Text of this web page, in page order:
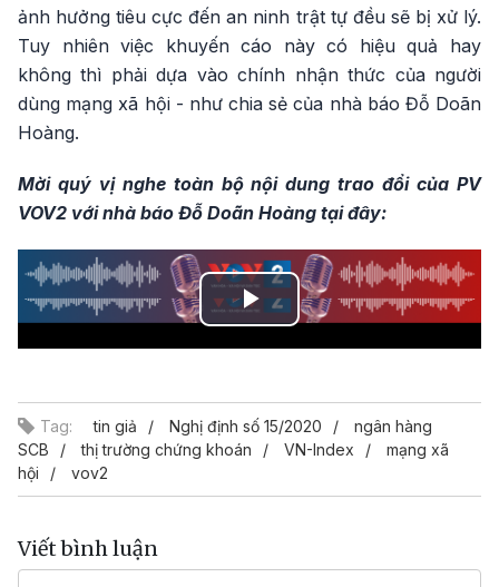
ảnh hưởng tiêu cực đến an ninh trật tự đều sẽ bị xử lý.
Tuy nhiên việc khuyến cáo này có hiệu quả hay
không thì phải dựa vào chính nhận thức của người
dùng mạng xã hội - như chia sẻ của nhà báo Đỗ Doãn
Hoàng.
Mời quý vị nghe toàn bộ nội dung trao đổi của PV
VOV2 với nhà báo Đỗ Doãn Hoàng tại đây:
Play
Tag: tin giả Nghị định số 15/2020
ngân hàng
SCB
thị trường chứng khoán VN-Index
mạng xã
hội
vov2
Viết bình luận